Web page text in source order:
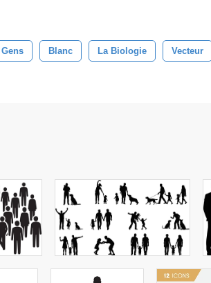
Gens Blanc La Biologie Vecteur